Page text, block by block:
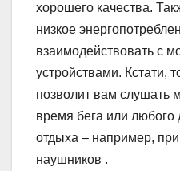
хорошего качества.
низкое
взаимодействовать с
устройствами. Кстати,
позволит вам слушать
время бега или любого
отдыха – например,
наушников .